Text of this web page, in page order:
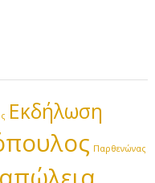
Εκδήλωση
Παρθενώνας